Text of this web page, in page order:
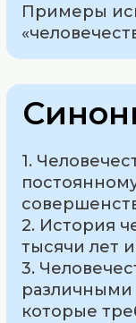
Примеры
1.
2. История
тысячи лет
3.
которые